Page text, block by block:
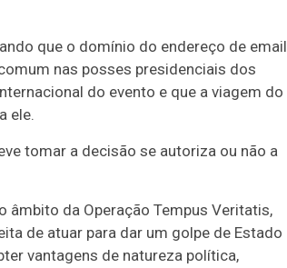
que o domínio do endereço de email
nas posses presidenciais dos
do evento e que a viagem do
ele.
tomar a decisão se autoriza ou não a
âmbito da Operação Tempus Veritatis,
de atuar para dar um golpe de Estado
vantagens de natureza política,